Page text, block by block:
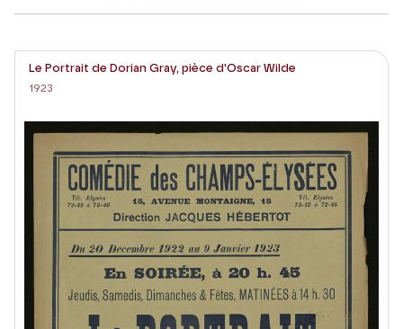
Le Portrait de Dorian Gray, pièce d'Oscar Wilde
1923